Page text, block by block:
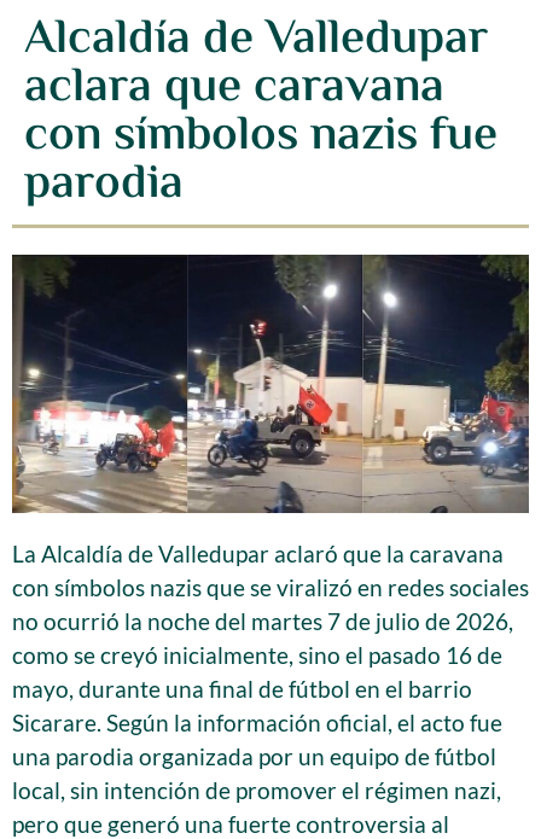
Alcaldía de Valledupar
aclara que caravana
con símbolos nazis fue
parodia
La Alcaldía de Valledupar aclaró que la caravana
con símbolos nazis que se viralizó en redes sociales
no ocurrió la noche del martes 7 de julio de 2026,
como se creyó inicialmente, sino el pasado 16 de
mayo, durante una final de fútbol en el barrio
Sicarare. Según la información oficial, el acto fue
una parodia organizada por un equipo de fútbol
local, sin intención de promover el régimen nazi,
pero que generó una fuerte controversia al